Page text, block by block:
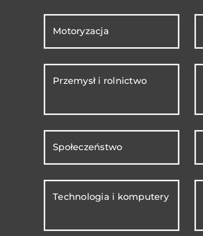
Motoryzacja
Przemysł i rolnictwo
Społeczeństwo
Technologia i komputery